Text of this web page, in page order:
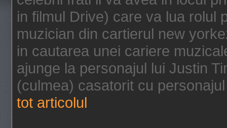
in filmul Drive) care va lua rolul
muzician din cartierul new
in cautarea unei cariere
ajunge la personajul lui Justin
(culmea) casatorit cu
tot articolul